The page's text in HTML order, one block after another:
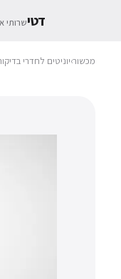
דטישרותי
מכשור›יוניטים לחדרי